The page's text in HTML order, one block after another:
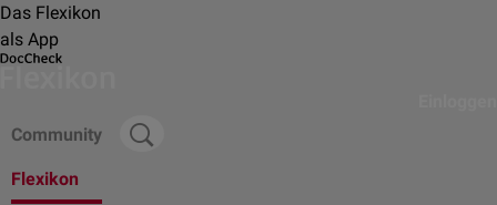
Das Flexikon
als App
Community
Flexikon